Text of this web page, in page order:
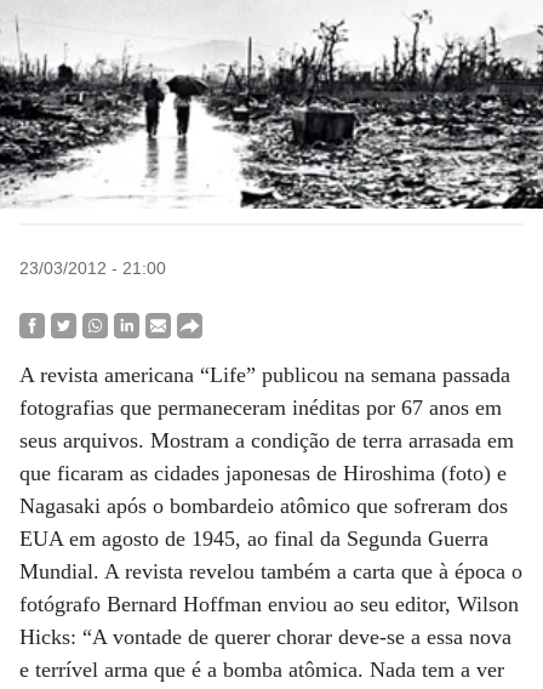
23/03/2012 - 21:00
A revista americana “Life” publicou na semana passada
fotografias que permaneceram inéditas por 67 anos em
seus arquivos. Mostram a condição de terra arrasada em
que ficaram as cidades japonesas de Hiroshima (foto) e
Nagasaki após o bombardeio atômico que sofreram dos
EUA em agosto de 1945, ao final da Segunda Guerra
Mundial. A revista revelou também a carta que à época o
fotógrafo Bernard Hoffman enviou ao seu editor, Wilson
Hicks: “A vontade de querer chorar deve-se a essa nova
e terrível arma que é a bomba atômica. Nada tem a ver